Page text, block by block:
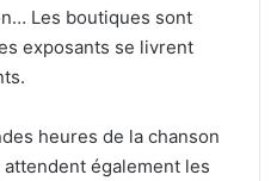
Les boutiques sont
exposants se livrent
heures de la chanson
attendent également les